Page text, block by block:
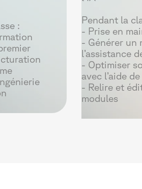
:
Pendant la
- Prise en
- Générer un
l’assistance
- Optimiser
avec l’aide de
- Relire et
modules